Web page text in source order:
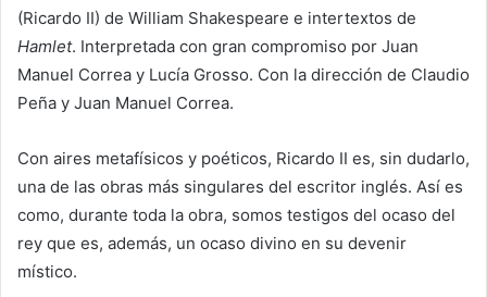
(Ricardo II) de William Shakespeare e intertextos de
Hamlet. Interpretada con gran compromiso por Juan
Manuel Correa y Lucía Grosso. Con la dirección de Claudio
Peña y Juan Manuel Correa.
Con aires metafísicos y poéticos, Ricardo II es, sin dudarlo,
una de las obras más singulares del escritor inglés. Así es
como, durante toda la obra, somos testigos del ocaso del
rey que es, además, un ocaso divino en su devenir
místico.